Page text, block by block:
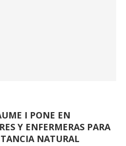
I PONE EN
Y ENFERMERAS PARA
NATURAL